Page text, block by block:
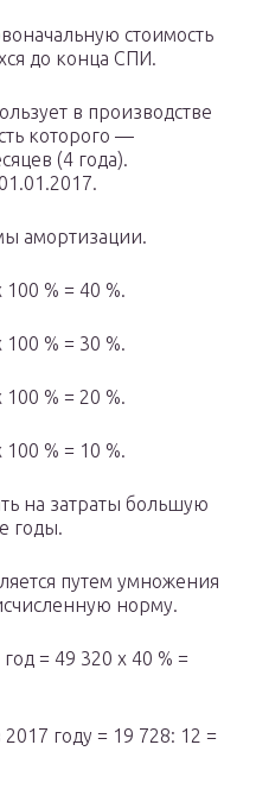
стоимость
до конца СПИ.
в производстве
которого —
(4 года).
амортизации.
% = 40 %.
% = 30 %.
% = 20 %.
% = 10 %.
на затраты большую
годы.
путем умножения
норму.
= 49 320 х 40 % =
году = 19 728: 12 =